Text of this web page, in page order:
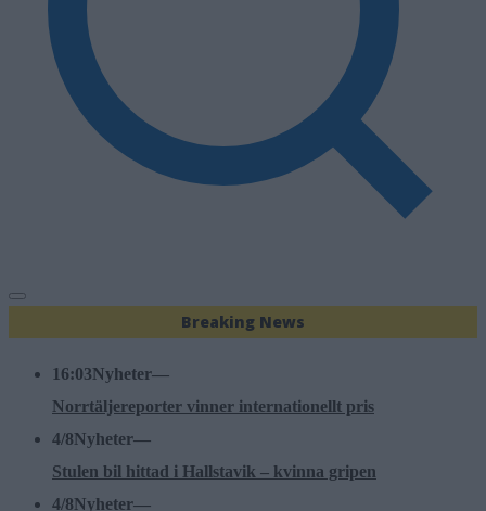
Breaking News
16:03Nyheter—
Norrtäljereporter vinner internationellt pris
4/8Nyheter—
Stulen bil hittad i Hallstavik – kvinna gripen
4/8Nyheter—